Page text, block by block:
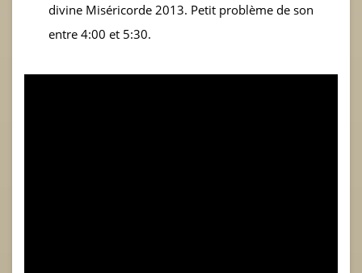
divine Miséricorde 2013. Petit problème de son
entre 4:00 et 5:30.